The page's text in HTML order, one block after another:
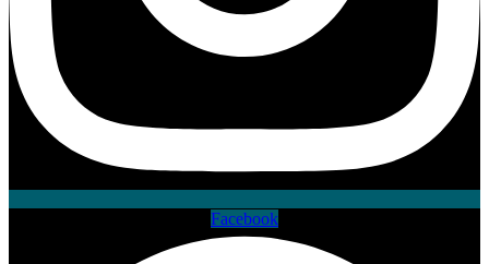
Facebook